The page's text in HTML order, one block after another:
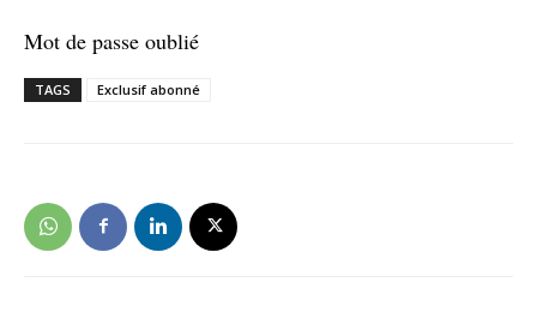
Mot de passe oublié
TAGS Exclusif abonné